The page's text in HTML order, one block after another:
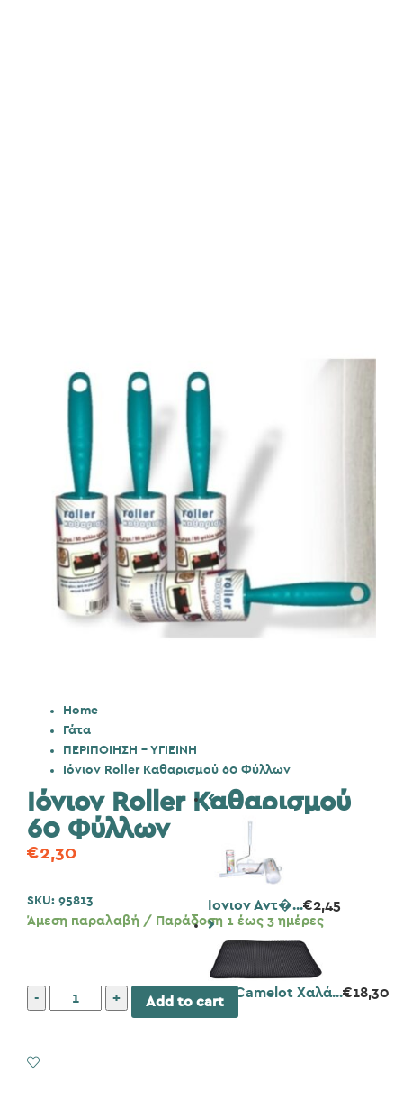
Home
Γάτα
ΠΕΡΙΠΟΙΗΣΗ - ΥΓΙΕΙΝΗ
Ιόνιον Roller Καθαρισμού 60 Φύλλων
Ιονιον Αντ�...€2,45
Pet Camelot Χαλά...€18,30
Ιόνιον Roller Καθαρισμού
60 Φύλλων
€2,30
SKU: 95813
Άμεση παραλαβή / Παράδοση 1 έως 3 ημέρες
Roller
60
Add to cart